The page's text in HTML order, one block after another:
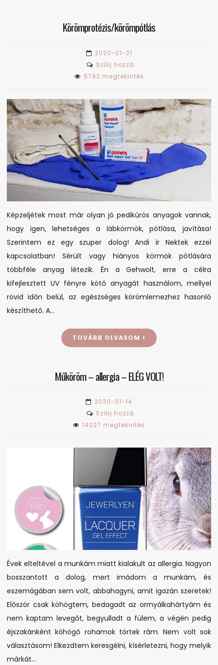
Körömprotézis/körömpótlás
2020-01-21
Szólj hozzá
Körömprotézis/
5793 megtekintés
Képzeljétek most már olyan jó pedikűrös anyagok vannak,
hogy igen, lehetséges a lábkörmök, pótlása, javítása!
Szerintem ez egy szuper dolog! Andi ír Nektek ezzel
kapcsolatban! Sérült vagy hiányos körmök pótlására
többféle anyag létezik. Én a Gehwolt, erre a célra
kifejlesztett UV fényre kötő anyagát használom, mellyel
rövid időn belül, az egészséges körömlemezhez hasonló
készíthető. A…
TOVÁBB OLVASOM
Műköröm – allergia – ELÉG VOLT!
2020-01-14
Szólj hozzá
Műköröm
allergia
ELÉG
VOLT!
14027 megtekintés
Évek elteltével a munkám miatt kialakult az allergia. Nagyon
bosszantott a dolog, mert imádom a munkám, és
eszemágában sem volt, abbahagyni, amit igazán szeretek!
Először csak köhögtem, bedagadt az orrnyálkahártyám és
nem kaptam levegőt, begyulladt a fülem, a végén pedig
éjszakánként köhögő rohamok törtek rám. Nem volt sok
választásom! Elkezdtem keresgélni, kísérletezni, hogy melyik
márkát…